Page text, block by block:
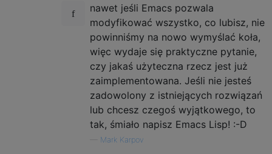
nawet jeśli Emacs pozwala
modyfikować wszystko, co lubisz, nie
powinniśmy na nowo wymyślać koła,
więc wydaje się praktyczne pytanie,
czy jakaś użyteczna rzecz jest już
zaimplementowana. Jeśli nie jesteś
zadowolony z istniejących rozwiązań
lub chcesz czegoś wyjątkowego, to
tak, śmiało napisz Emacs Lisp! :-D
Mark Karpov